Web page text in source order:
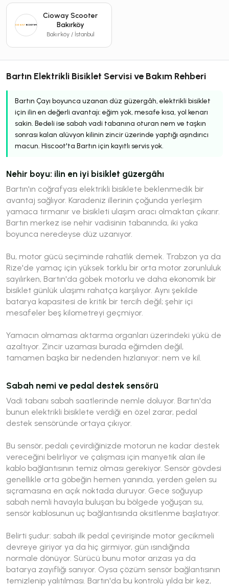
Cioway Scooter
Bakırköy
Bakırköy / İstanbul
Bartın Elektrikli Bisiklet Servisi ve Bakım Rehberi
Bartın Çayı boyunca uzanan düz güzergâh, elektrikli bisiklet
için ilin en değerli avantajı: eğim yok, mesafe kısa, yol kenarı
sakin. Bedeli ise sabah vadi tabanına oturan nem ve taşkın
sonrası kalan alüvyon kilinin zincir üzerinde yaptığı aşındırıcı
macun. Hiscoot'ta Bartın için kayıtlı servis yok.
Nehir boyu: ilin en iyi bisiklet güzergâhı
Bartın'ın coğrafyası elektrikli bisiklete beklenmedik bir
avantaj sağlıyor. Karadeniz illerinin çoğunda yerleşim
yamaca tırmanır ve bisikleti ulaşım aracı olmaktan çıkarır.
Bartın merkez ise nehir vadisinin tabanında, iki yaka
boyunca neredeyse düz uzanıyor.
Bu, motor gücü seçiminde rahatlık demek. Trabzon ya da
Rize'de yamaç için yüksek torklu bir orta motor zorunluluk
sayılırken, Bartın'da göbek motorlu ve daha ekonomik bir
bisiklet günlük ulaşımı rahatça karşılıyor. Aynı şekilde
batarya kapasitesi de kritik bir tercih değil; şehir içi
mesafeler beş kilometreyi geçmiyor.
Yamacın olmaması aktarma organları üzerindeki yükü de
azaltıyor. Zincir uzaması burada eğimden değil,
tamamen başka bir nedenden hızlanıyor: nem ve kil.
Sabah nemi ve pedal destek sensörü
Vadi tabanı sabah saatlerinde nemle doluyor. Bartın'da
bunun elektrikli bisiklete verdiği en özel zarar, pedal
destek sensöründe ortaya çıkıyor.
Bu sensör, pedalı çevirdiğinizde motorun ne kadar destek
vereceğini belirliyor ve çalışması için manyetik alan ile
kablo bağlantısının temiz olması gerekiyor. Sensör gövdesi
genellikle orta göbeğin hemen yanında, yerden gelen su
sıçramasına en açık noktada duruyor. Gece soğuyup
sabah nemli havayla buluşan bu bölgede yoğuşan su,
sensör kablosunun uç bağlantısında oksitlenme başlatıyor.
Belirti şudur: sabah ilk pedal çevirişinde motor gecikmeli
devreye giriyor ya da hiç girmiyor, gün ısındığında
normale dönüyor. Sürücü bunu motor arızası ya da
batarya zayıflığı sanıyor. Oysa çözüm sensör bağlantısının
temizlenip yalıtılması. Bartın'da bu kontrolü yılda bir kez,